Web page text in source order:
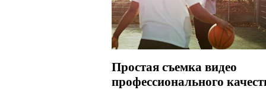
Простая съемка видео
профессионального